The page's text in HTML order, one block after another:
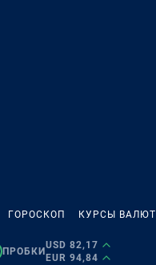
ГОРОСКОП КУРСЫ ВАЛЮТ
ПРОБКИ
USD 82,17
EUR 94,84